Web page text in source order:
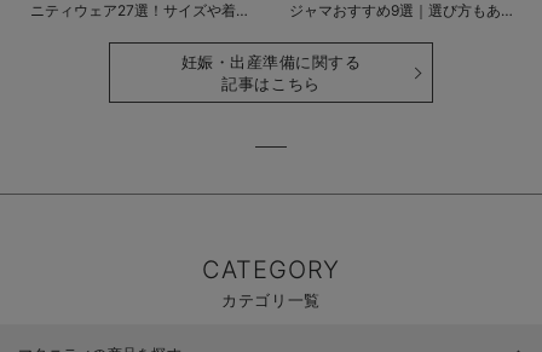
ニティウェア27選！サイズや着る
ジャマおすすめ9選｜選び方もあわ
妊娠・出産準備に関する
記事はこちら
CATEGORY
カテゴリ一覧